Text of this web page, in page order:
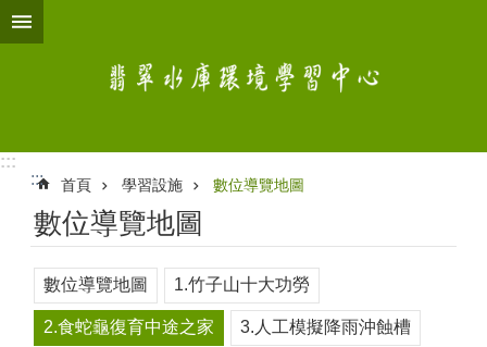
跳到主要內容區塊
:::
:::
首頁 學習設施 數位導覽地圖
數位導覽地圖
數位導覽地圖 1.竹子山十大功勞
2.食蛇龜復育中途之家 3.人工模擬降雨沖蝕槽